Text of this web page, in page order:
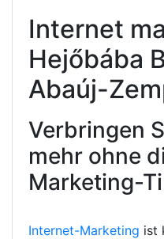
Internet
Hejőbába
Abaúj-
Verbringen
mehr ohne
Marketing-
Internet-Marketing ist